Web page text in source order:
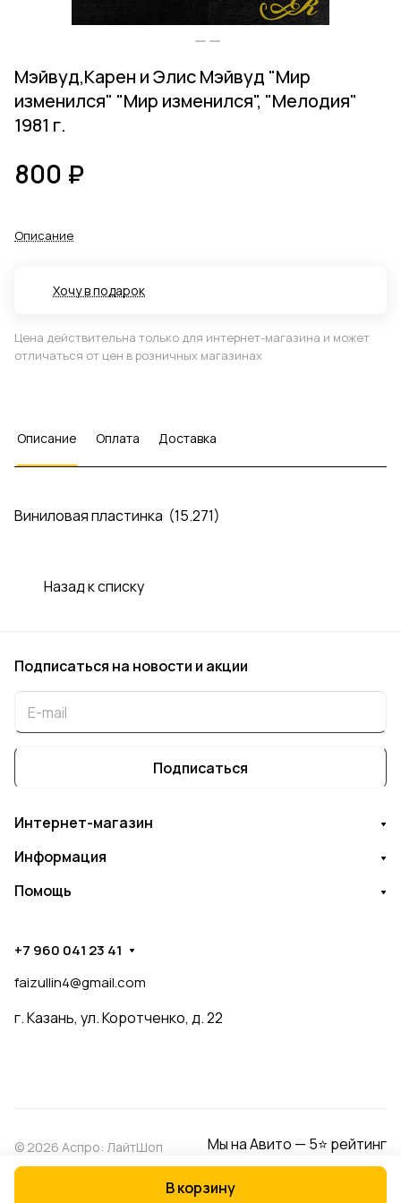
Мэйвуд,Карен и Элис Мэйвуд "Мир
изменился" "Мир изменился", "Мелодия"
1981 г.
800 ₽
В корзину
Описание
Хочу в подарок
Цена действительна только для интернет-магазина и может
отличаться от цен в розничных магазинах
Описание Оплата Доставка
Виниловая пластинка (15.271)
Назад к списку
Подписаться на новости и акции
Подписаться
Интернет-магазин
Информация
Помощь
+7 960 041 23 41
faizullin4@gmail.com
г. Казань, ул. Коротченко, д. 22
© 2026 Аспро: ЛайтШоп Мы на Авито — 5⭐ рейтинг
Оферта